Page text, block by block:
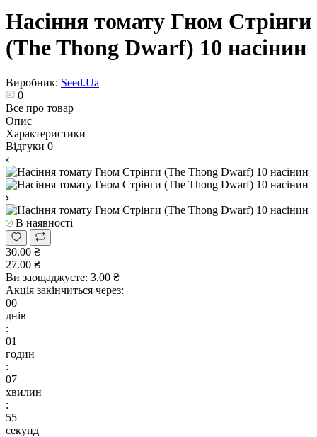
Насіння томату Гном Стрінги
(The Thong Dwarf) 10 насінин
Виробник: Seed.Ua
0
Все про товар
Опис
Характеристики
Відгуки 0
В наявності
30.00 ₴
27.00 ₴
Ви заощаджуєте: 3.00 ₴
Акція закінчиться через:
00
днів
:
01
годин
:
07
хвилин
:
55
секунд